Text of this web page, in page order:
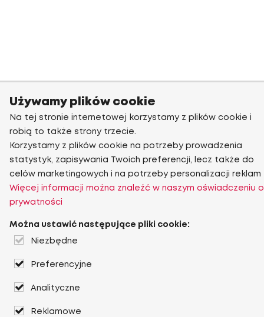
Używamy plików cookie
Na tej stronie internetowej korzystamy z plików cookie i
robią to także strony trzecie.
Korzystamy z plików cookie na potrzeby prowadzenia
statystyk, zapisywania Twoich preferencji, lecz także do
celów marketingowych i na potrzeby personalizacji reklam
Więcej informacji można znaleźć w naszym oświadczeniu o
prywatności
Można ustawić następujące pliki cookie:
Niezbędne
Preferencyjne
Analityczne
Reklamowe